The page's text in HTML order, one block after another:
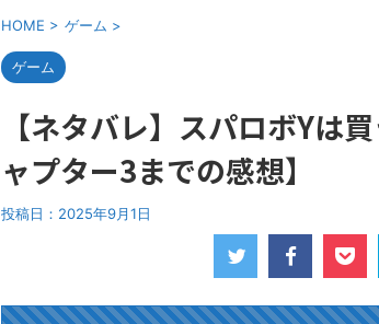
HOME > ゲーム >
ゲーム
【ネタバレ】スパロボYは
ャプター3までの感想】
投稿日： 2025年9月1日